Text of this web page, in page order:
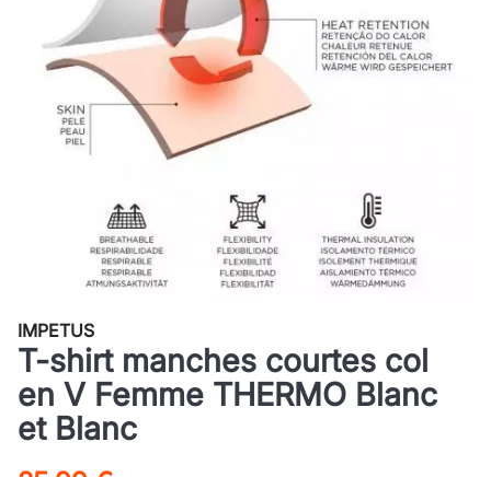
IMPETUS
T-shirt manches courtes col
en V Femme THERMO Blanc
et Blanc